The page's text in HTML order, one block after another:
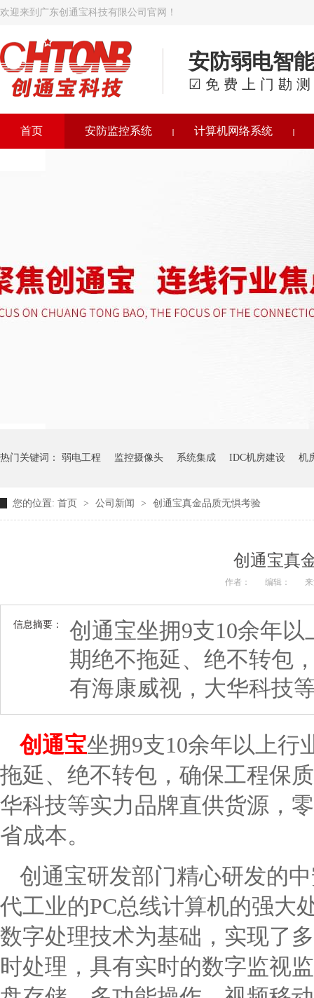
欢迎来到广东创通宝科技有限公司官网！
安防弱电智
☑免费上门勘
首页 安防监控系统 计算机网络系统
热门关键词： 弱电工程 监控摄像头 系统集成 IDC机房建设 机
您的位置: 首页 > 公司新闻 > 创通宝真金品质无惧考验
创通宝真
作者： 编辑：
信息摘要：
创通宝坐拥9支10余年
期绝不拖延、绝不转包
有海康威视，大华科技
创通宝坐拥9支10余年以上行
拖延、绝不转包，确保工程保
华科技等实力品牌直供货源，
省成本。
创通宝研发部门精心研发的
代工业的PC总线计算机的强大
数字处理技术为基础，实现了
时处理，具有实时的数字监视